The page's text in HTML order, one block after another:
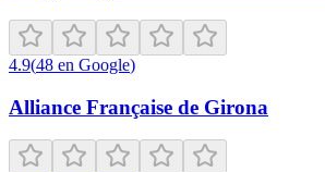
4.9(48 en Google)
Alliance Française de Girona